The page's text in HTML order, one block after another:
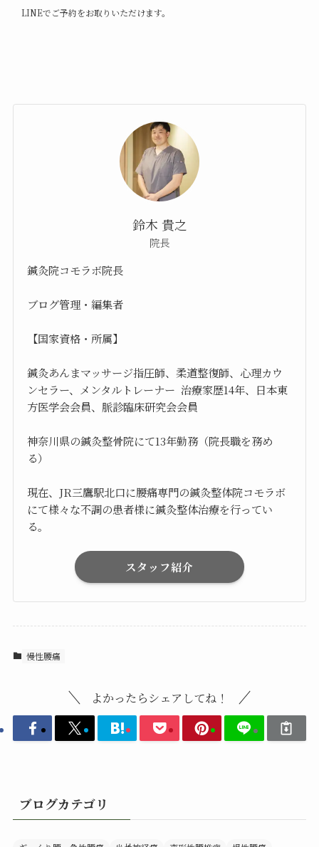
LINEでご予約をお取りいただけます。
鈴木 貴之
院長
鍼灸院コモラボ院長
ブログ管理・編集者
【国家資格・所属】
鍼灸あんまマッサージ指圧師、柔道整復師、心理カウ
ンセラー、メンタルトレーナー 治療家歴14年、日本東
方医学会会員、脈診臨床研究会会員
神奈川県の鍼灸整骨院にて13年勤務（院長職を務め
る）
現在、JR三鷹駅北口に腰痛専門の鍼灸整体院コモラボ
にて様々な不調の患者様に鍼灸整体治療を行ってい
る。
スタッフ紹介
慢性腰痛
よかったらシェアしてね！
ブログカテゴリ